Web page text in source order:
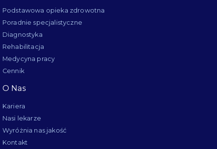
Podstawowa opieka zdrowotna
Poradnie specjalistyczne
Diagnostyka
Rehabilitacja
Medycyna pracy
Cennik
O Nas
Kariera
Nasi lekarze
Wyróżnia nas jakość
Kontakt